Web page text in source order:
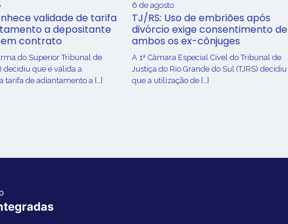
validade de tarifa
a depositante
contrato
do Superior Tribunal de
decidiu que é válida a
tarifa de adiantamento a […]
6 de agosto
TJ/RS: Uso de embriões após
divórcio exige consentimento de
ambos os ex-cônjuges
A 1ª Câmara Especial Cível do Tribunal de
Justiça do Rio Grande do Sul (TJRS) decidiu
que a utilização de […]